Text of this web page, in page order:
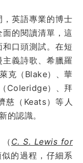
英語專業的博士
的閱讀清單，這
口頭測試。在短
義詩歌、希臘羅
克（Blake）、華
Coleridge）、拜
慈（Keats）等人
的認識。
C. S. Lewis for
的過程，仔細系